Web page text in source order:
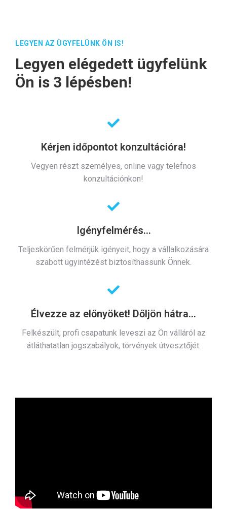
LEGYEN AZ ÜGYFELÜNK ÖN IS!
Legyen elégedett ügyfelünk
Ön is 3 lépésben!
Kérjen időpontot konzultációra!
Vegyen részt személyes, online vagy telefnos
konzultációnkon!
Igényfelmérés...
Teljeskörűen felmérjük igényeit, hogy a vállalkozására
szabott ügyintézést biztosíthassunk Önnek.
Élvezze az előnyöket! Dőljön hátra...
Felkészült, profi csapatunk leveszi az Ön válláról az
átláthatatlan jogszabályok, törvények útvesztőjét.